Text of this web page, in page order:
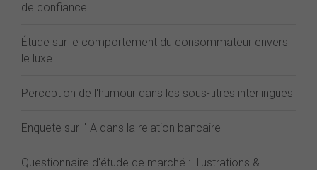
de confiance
Étude sur le comportement du consommateur envers
le luxe
Perception de l'humour dans les sous-titres interlingues
Enquete sur l'IA dans la relation bancaire
Questionnaire d'étude de marché : Illustrations &